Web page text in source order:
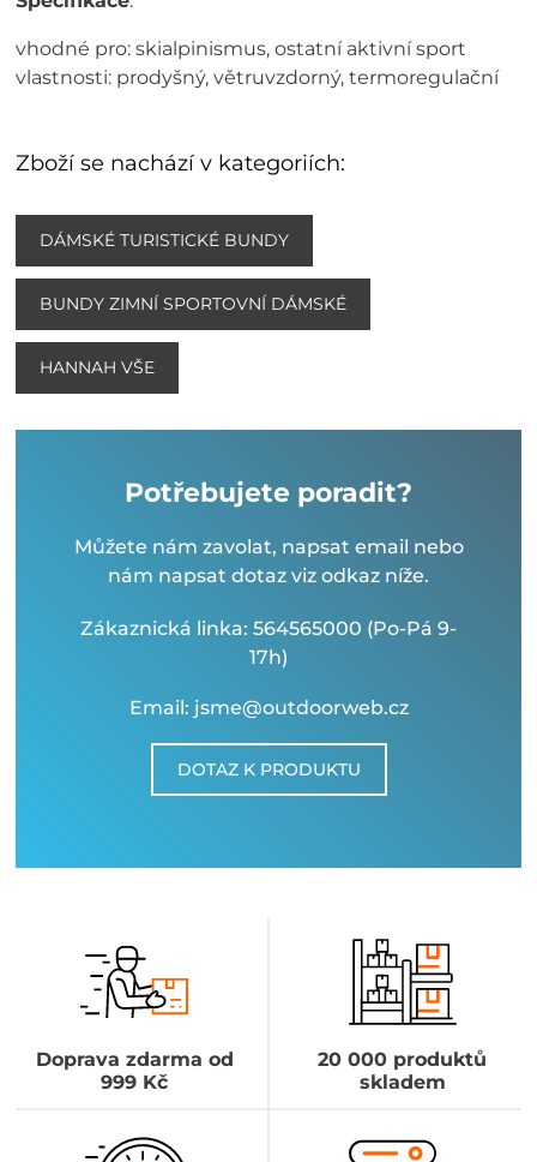
vhodné pro: skialpinismus, ostatní aktivní sport
vlastnosti: prodyšný, větruvzdorný, termoregulační
Zboží se nachází v kategoriích:
DÁMSKÉ TURISTICKÉ BUNDY
BUNDY ZIMNÍ SPORTOVNÍ DÁMSKÉ
HANNAH VŠE
Potřebujete poradit?
Můžete nám zavolat, napsat email nebo
nám napsat dotaz viz odkaz níže.
Zákaznická linka: 564565000 (Po-Pá 9-
17h)
Email: jsme@outdoorweb.cz
DOTAZ K PRODUKTU
Doprava zdarma od
999 Kč
20 000 produktů
skladem